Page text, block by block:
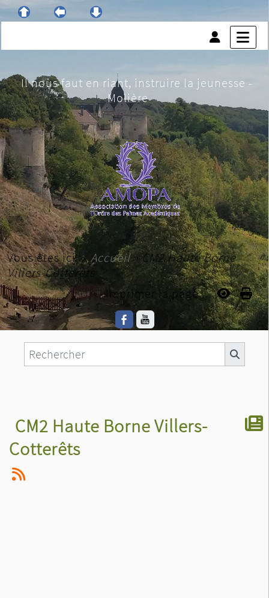
Il nous faut en riant, instruire la jeunesse -
Molière
Vous êtes ici :Accueil»CM2 Haute Borne
Villers-Cotterêts
Imprimer la page...
CM2 Haute Borne Villers-
Cotterêts